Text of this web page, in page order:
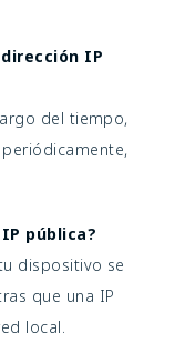
IP
del tiempo,
pública?
dispositivo se
que una IP
local.